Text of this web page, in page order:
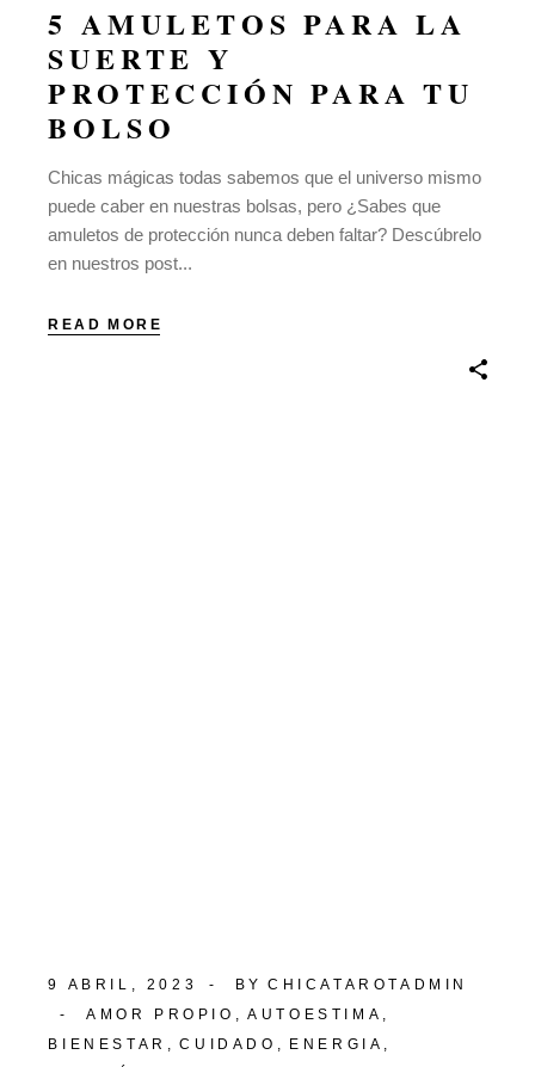
5 AMULETOS PARA LA
SUERTE Y
PROTECCIÓN PARA TU
BOLSO
Chicas mágicas todas sabemos que el universo mismo
puede caber en nuestras bolsas, pero ¿Sabes que
amuletos de protección nunca deben faltar? Descúbrelo
en nuestros post...
READ MORE
9 ABRIL, 2023 BY CHICATAROTADMIN
AMOR PROPIO
AUTOESTIMA
BIENESTAR
CUIDADO
ENERGIA